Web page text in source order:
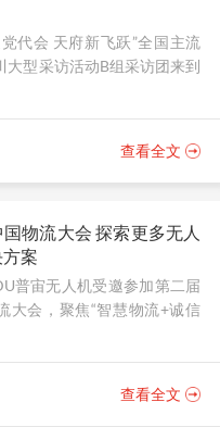
代会 天府新飞跃”全国主流
大型采访活动B组采访团来到
规划面积61.66平方公里，按
物流核心区、商流核心区、
目前，物流港已入驻包括3家
和8家上市公司在内的重点
引投资665.5亿元。
查看全文
物流大会 探索更多无人
案
普宙无人机受邀参加第二届
大会，聚焦“智慧物流+诚信
查看全文